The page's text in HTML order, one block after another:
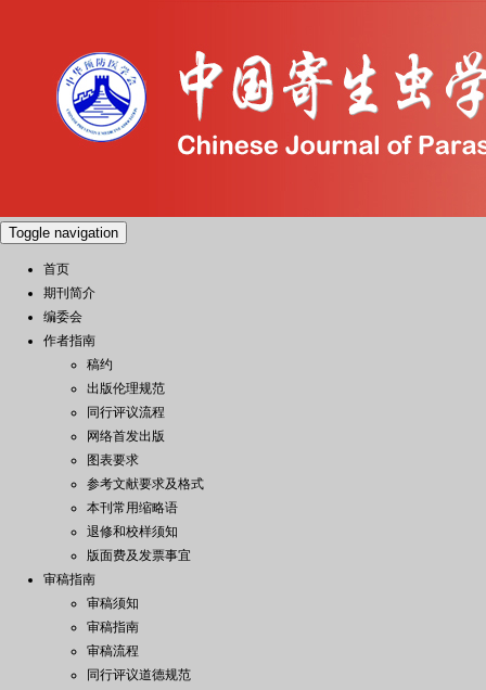
Toggle navigation
首页
期刊简介
编委会
作者指南
稿约
出版伦理规范
同行评议流程
网络首发出版
图表要求
参考文献要求及格式
本刊常用缩略语
退修和校样须知
版面费及发票事宜
审稿指南
审稿须知
审稿指南
审稿流程
同行评议道德规范